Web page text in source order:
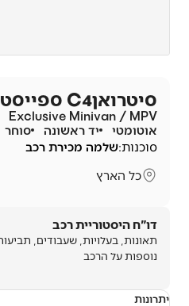
סיטרואןC4 ספייסטורר‏
Exclusive Minivan / MPV
אוטומטי
יד ראשונה סוחר
סוכנות:שלמה מכירת רכב
כל הארץ
דו"ח היסטוריית רכב
תאונות, בעלויות, שעבודים, תביעות
נוספות על הרכב
יתרונות